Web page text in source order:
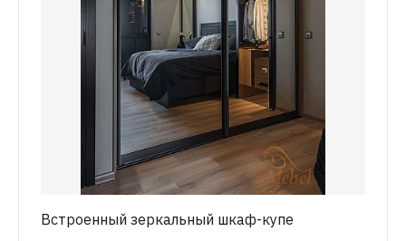
Встроенный зеркальный шкаф-купе